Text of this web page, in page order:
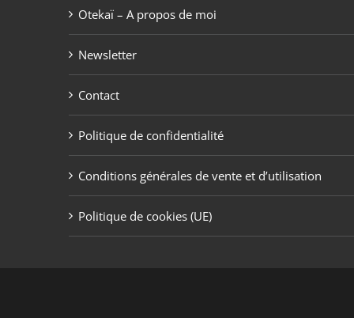
Otekaï – A propos de moi
Newsletter
Contact
Politique de confidentialité
Conditions générales de vente et d’utilisation
Politique de cookies (UE)